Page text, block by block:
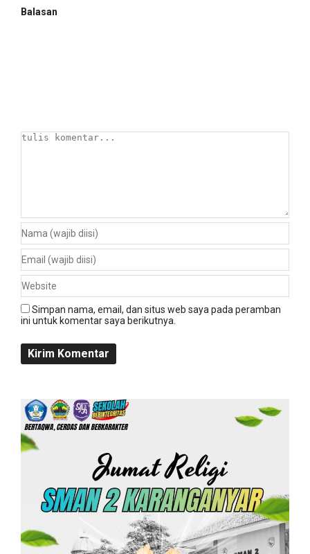
Balasan
Simpan nama, email, dan situs web saya pada peramban
ini untuk komentar saya berikutnya.